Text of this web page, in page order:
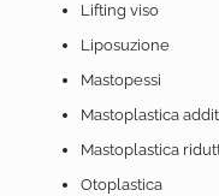
Lifting viso
Liposuzione
Mastopessi
Mastoplastica
Mastoplastica
Otoplastica